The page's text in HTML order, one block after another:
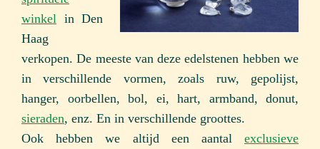
winkel in Den
Haag
verkopen. De meeste van deze edelstenen hebben we
in verschillende vormen, zoals ruw, gepolijst,
hanger, oorbellen, bol, ei, hart, armband, donut,
sieraden, enz. En in verschillende groottes.
Ook hebben we altijd een aantal exclusieve